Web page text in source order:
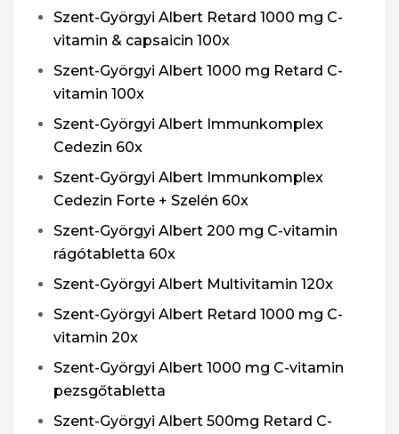
Szent-Györgyi Albert Retard 1000 mg C-
vitamin & capsaicin 100x
Szent-Györgyi Albert 1000 mg Retard C-
vitamin 100x
Szent-Györgyi Albert Immunkomplex
Cedezin 60x
Szent-Györgyi Albert Immunkomplex
Cedezin Forte + Szelén 60x
Szent-Györgyi Albert 200 mg C-vitamin
rágótabletta 60x
Szent-Györgyi Albert Multivitamin 120x
Szent-Györgyi Albert Retard 1000 mg C-
vitamin 20x
Szent-Györgyi Albert 1000 mg C-vitamin
pezsgőtabletta
Szent-Györgyi Albert 500mg Retard C-